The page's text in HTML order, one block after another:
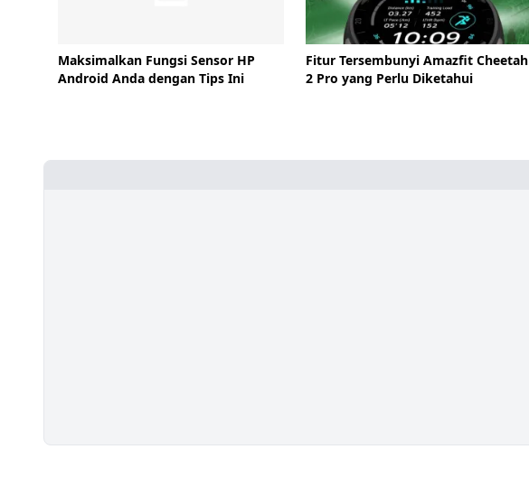
Maksimalkan Fungsi Sensor HP
Android Anda dengan Tips Ini
Fitur Tersembunyi Amazfit Cheetah
2 Pro yang Perlu Diketahui